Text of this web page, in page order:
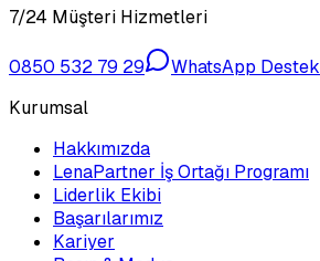
7/24 Müşteri Hizmetleri
0850 532 79 29
WhatsApp Destek
Kurumsal
Hakkımızda
LenaPartner İş Ortağı Programı
Liderlik Ekibi
Başarılarımız
Kariyer